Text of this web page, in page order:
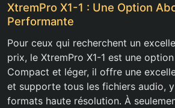
XtremPro X1-1 : Une Option
Performante
Pour ceux qui recherchent un
prix, le XtremPro X1-1 est une
Compact et léger, il offre une
et supporte tous les fichiers audio,
formats haute résolution. À